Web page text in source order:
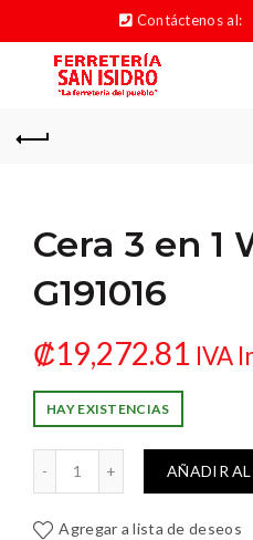
Contáctenos al:
Cera 3 en 1
G191016
₡19,272.81 IVA
HAY EXISTENCIAS
Wax 473ml G191016 cantidad
AÑADIR
Agregar a lista de deseos